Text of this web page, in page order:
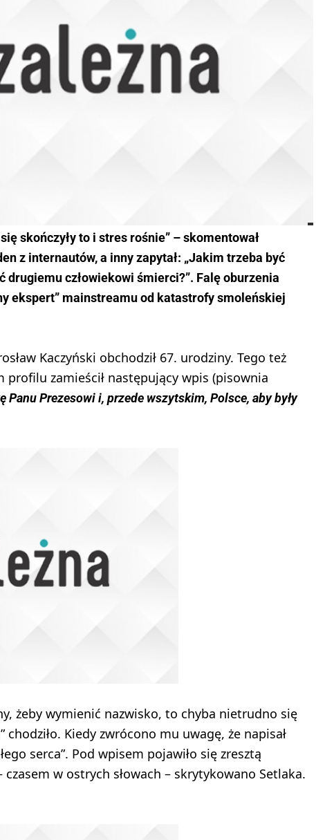
skończyły to i stres rośnie” – skomentował
z internautów, a inny zapytał: „Jakim trzeba być
drugiemu człowiekowi śmierci?”. Falę oburzenia
ekspert” mainstreamu od katastrofy smoleńskiej
Kaczyński obchodził 67. urodziny. Tego też
zamieścił następujący wpis (pisownia
Panu Prezesowi i, przede wszytskim, Polsce, aby były
żeby wymienić nazwisko, to chyba nietrudno się
chodziło. Kiedy zwrócono mu uwagę, że napisał
serca”. Pod wpisem pojawiło się zresztą
w ostrych słowach – skrytykowano Setlaka.